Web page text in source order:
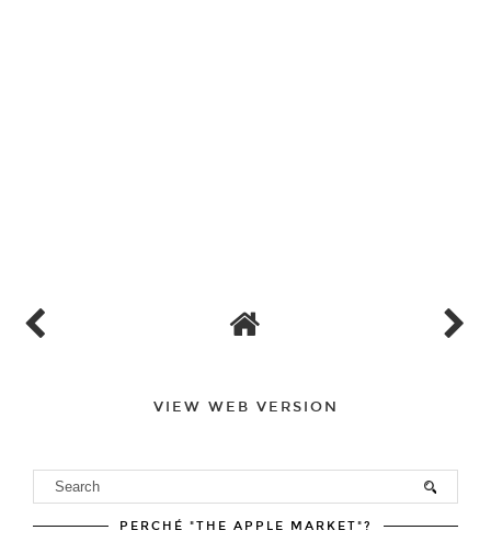
VIEW WEB VERSION
PERCHÉ "THE APPLE MARKET"?